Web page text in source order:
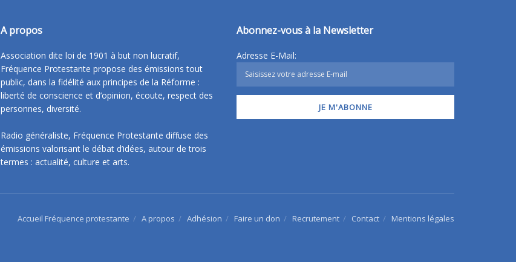
A propos
Association dite loi de 1901 à but non lucratif,
Fréquence Protestante propose des émissions tout
public, dans la fidélité aux principes de la Réforme :
liberté de conscience et d’opinion, écoute, respect des
personnes, diversité.
Radio généraliste, Fréquence Protestante diffuse des
émissions valorisant le débat d’idées, autour de trois
termes : actualité, culture et arts.
Abonnez-vous à la Newsletter
Adresse E-Mail:
Accueil Fréquence protestante A propos Adhésion Faire un don Recrutement Contact Mentions légales